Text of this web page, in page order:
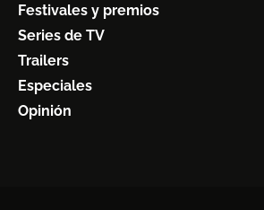
Festivales y premios
Series de TV
Trailers
Especiales
Opinión